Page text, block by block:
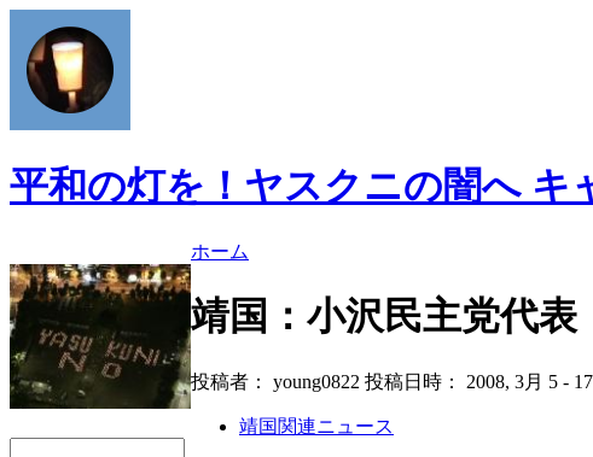
平和の灯を！ヤスクニの闇へ キ
ホーム
靖国：小沢民主党代表
投稿者： young0822 投稿日時： 2008, 3月 5 -
靖国関連ニュース